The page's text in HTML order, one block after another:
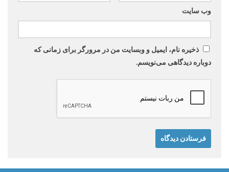
وب‌ سایت
ذخیره نام، ایمیل و وبسایت من در مرورگر برای زمانی که
دوباره دیدگاهی می‌نویسم.